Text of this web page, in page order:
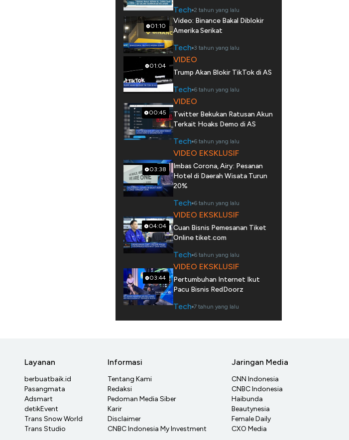
Tech 2 tahun yang lalu
01:10
Video: Binance Bakal Diblokir
Amerika Serikat
Tech 3 tahun yang lalu
01:04
VIDEO
Trump Akan Blokir TikTok di AS
Tech 6 tahun yang lalu
00:45
VIDEO
Twitter Bekukan Ratusan Akun
Terkait Hoaks Demo di AS
Tech 6 tahun yang lalu
03:38
VIDEO EKSKLUSIF
Imbas Corona, Airy: Pesanan
Hotel di Daerah Wisata Turun
20%
Tech 6 tahun yang lalu
04:04
VIDEO EKSKLUSIF
Cuan Bisnis Pemesanan Tiket
Online tiket.com
Tech 6 tahun yang lalu
03:44
VIDEO EKSKLUSIF
Pertumbuhan Internet Ikut
Pacu Bisnis RedDoorz
Tech 7 tahun yang lalu
Layanan
berbuatbaik.id
Pasangmata
Adsmart
detikEvent
Trans Snow World
Trans Studio
Informasi
Tentang Kami
Redaksi
Pedoman Media Siber
Karir
Disclaimer
CNBC Indonesia My Investment
Jaringan Media
CNN Indonesia
CNBC Indonesia
Haibunda
Beautynesia
Female Daily
CXO Media